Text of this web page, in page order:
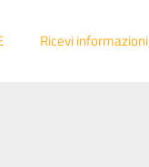
Ricevi informazioni